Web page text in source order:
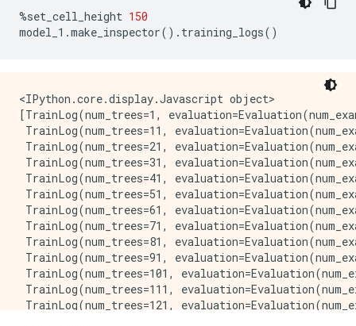
[  38,  43)   67   2.76%  69.74% #
[  43,  49)   79   3.25%  72.99% #
[  49,  54)   54   2.22%  75.22%
[  71,  77)   62   2.55%  82.91% #
[  77,  82)   63   2.59%  85.51% #
[  82,  88)  102   4.20%  89.71% #
[  88,  93)   95   3.91%  93.62% #
[  93,  99)   99   4.08%  97.69% #
[  99, 104)   37   1.52%  99.22%
[ 104, 110)   16   0.66%  99.88%
[ 110, 115]    3   0.12% 100.00%
Attribute in nodes:
    682 : bill_length_mm [NUMERICAL]
    399 : bill_depth_mm [NUMERICAL]
    383 : flipper_length_mm [NUMERICAL]
    315 : body_mass_g [NUMERICAL]
%set_cell_height 150
model_1 .make_inspector(). training_logs()
<IPython.core.display.Javascript object>
[TrainLog(num_trees=1,
TrainLog(num_trees=11,
TrainLog(num_trees=21,
TrainLog(num_trees=31,
TrainLog(num_trees=41,
TrainLog(num_trees=51,
TrainLog(num_trees=61,
TrainLog(num_trees=71,
TrainLog(num_trees=81,
TrainLog(num_trees=91,
TrainLog(num_trees=101,
TrainLog(num_trees=111,
TrainLog(num_trees=121,